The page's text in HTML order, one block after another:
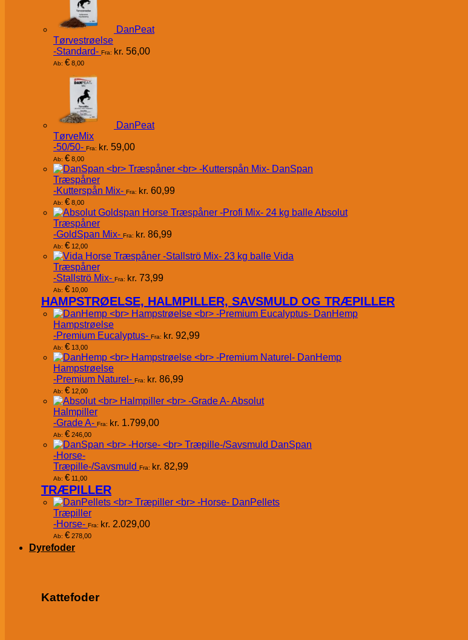
DanPeat
Tørvestrøelse
-Standard- Fra: kr. 56,00
Ab: € 8,00
DanPeat
TørveMix
-50/50- Fra: kr. 59,00
Ab: € 8,00
DanSpan
Træspåner
-Kutterspån Mix- Fra: kr. 60,99
Ab: € 8,00
Absolut
Træspåner
-GoldSpan Mix- Fra: kr. 86,99
Ab: € 12,00
Vida
Træspåner
-Stallströ Mix- Fra: kr. 73,99
Ab: € 10,00
HAMPSTRØELSE, HALMPILLER, SAVSMULD OG TRÆPILLER
DanHemp
Hampstrøelse
-Premium Eucalyptus- Fra: kr. 92,99
Ab: € 13,00
DanHemp
Hampstrøelse
-Premium Naturel- Fra: kr. 86,99
Ab: € 12,00
Absolut
Halmpiller
-Grade A- Fra: kr. 1.799,00
Ab: € 246,00
DanSpan
-Horse-
Træpille-/Savsmuld Fra: kr. 82,99
Ab: € 11,00
TRÆPILLER
DanPellets
Træpiller
-Horse- Fra: kr. 2.029,00
Ab: € 278,00
Dyrefoder
Kattefoder